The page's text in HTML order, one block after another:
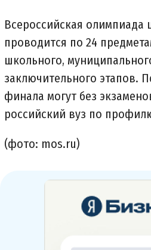
Всероссийская олимпиада
проводится по 24
школьного,
заключительного этапов.
финала могут без
российский вуз по
(фото: mos.ru)